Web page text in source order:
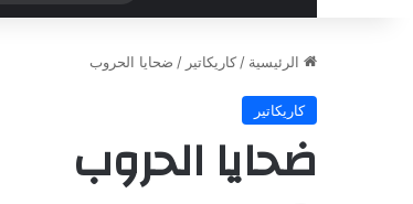
الرئيسية / كاريكاتير / ضحايا الحروب
كاريكاتير
ضحايا الحروب